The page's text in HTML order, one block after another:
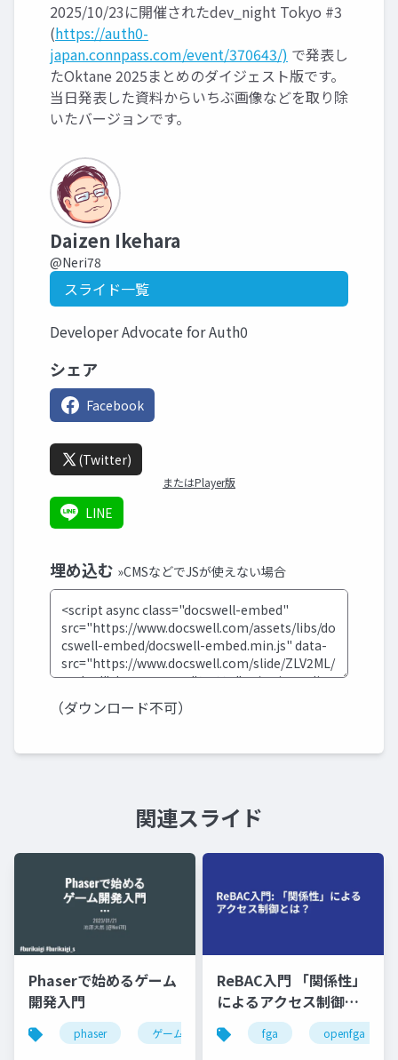
2025/10/23に開催されたdev_night Tokyo #3
(https://auth0-
japan.connpass.com/event/370643/) で発表し
たOktane 2025まとめのダイジェスト版です。
当日発表した資料からいちぶ画像などを取り除
いたバージョンです。
Daizen Ikehara
@Neri78
スライド一覧
Developer Advocate for Auth0
シェア
Facebook
(Twitter)
またはPlayer版
LINE
埋め込む »CMSなどでJSが使えない場合
（ダウンロード不可）
関連スライド
Phaserで始めるゲーム
開発入門
phaser ゲーム
ReBAC入門 「関係性」
によるアクセス制御と
は？
fga openfga